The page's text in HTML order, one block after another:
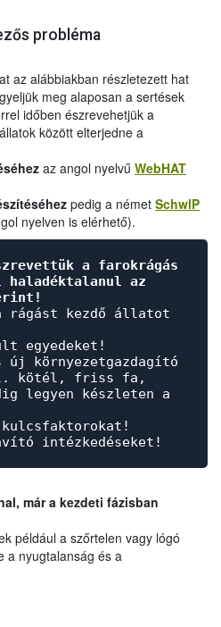
probléma
az alábbiakban részletezett hat
meg alaposan a sertések
időben észrevehetjük a
között elterjedne a
az angol nyelvű WebHAT
pedig a német SchwlP
nyelven is elérhető).
a farokrágás
az
kezdő állatot
egyedeket!
környezetgazdagító
kötél, friss fa,
legyen készleten a
intézkedéseket!
már a kezdeti fázisban
például a szőrtelen vagy lógó
a nyugtalanság és a